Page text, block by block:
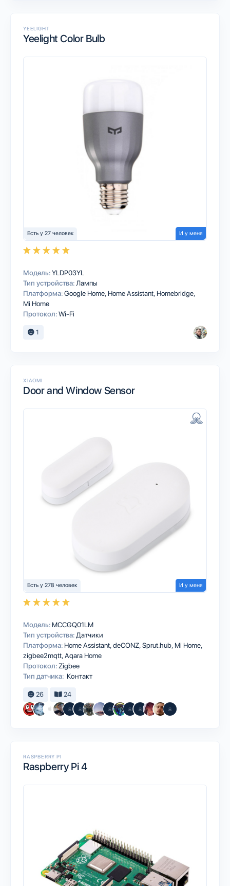
YEELIGHT
Yeelight Color Bulb
Есть у 27 человек И у меня
Модель:YLDP03YL
Тип устройства:Лампы
Платформа:Google Home Home Assistant Homebridge
Mi Home
Протокол:Wi-Fi
1
XIAOMI
Door and Window Sensor
Есть у 278 человек И у меня
Модель: MCCGQ01LM
Тип устройства:Датчики
Платформа: Home AssistantdeCONZSprut.hub Mi Home
zigbee2mqttAqara Home
Протокол:Zigbee
Тип датчика: Контакт
26 24
RASPBERRY PI
Raspberry Pi 4